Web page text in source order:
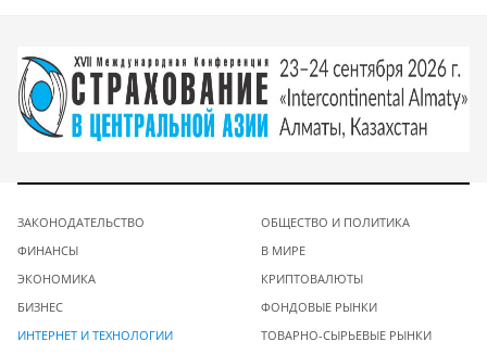
ЗАКОНОДАТЕЛЬСТВО
ФИНАНСЫ
ЭКОНОМИКА
БИЗНЕС
ИНТЕРНЕТ И ТЕХНОЛОГИИ
ОБЩЕСТВО И ПОЛИТИКА
В МИРЕ
КРИПТОВАЛЮТЫ
ФОНДОВЫЕ РЫНКИ
ТОВАРНО-СЫРЬЕВЫЕ РЫНКИ